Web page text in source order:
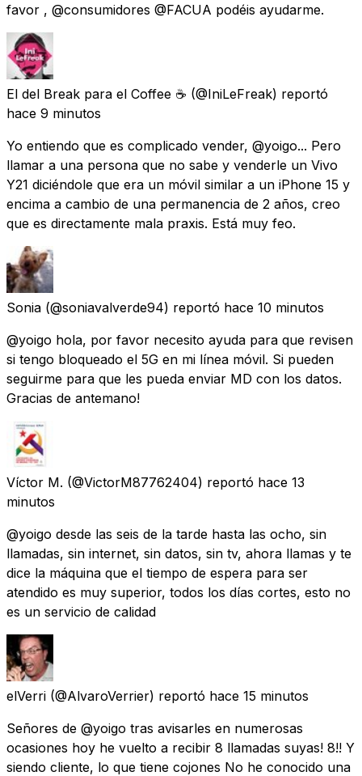
favor , @consumidores @FACUA podéis ayudarme.
El del Break para el Coffee ☕ (@IniLeFreak) reportó
hace 9 minutos
Yo entiendo que es complicado vender, @yoigo... Pero
llamar a una persona que no sabe y venderle un Vivo
Y21 diciéndole que era un móvil similar a un iPhone 15 y
encima a cambio de una permanencia de 2 años, creo
que es directamente mala praxis. Está muy feo.
Sonia (@soniavalverde94) reportó hace 10 minutos
@yoigo hola, por favor necesito ayuda para que revisen
si tengo bloqueado el 5G en mi línea móvil. Si pueden
seguirme para que les pueda enviar MD con los datos.
Gracias de antemano!
Víctor M. (@VictorM87762404) reportó hace 13
minutos
@yoigo desde las seis de la tarde hasta las ocho, sin
llamadas, sin internet, sin datos, sin tv, ahora llamas y te
dice la máquina que el tiempo de espera para ser
atendido es muy superior, todos los días cortes, esto no
es un servicio de calidad
elVerri (@AlvaroVerrier) reportó hace 15 minutos
Señores de @yoigo tras avisarles en numerosas
ocasiones hoy he vuelto a recibir 8 llamadas suyas! 8!! Y
siendo cliente, lo que tiene cojones No he conocido una